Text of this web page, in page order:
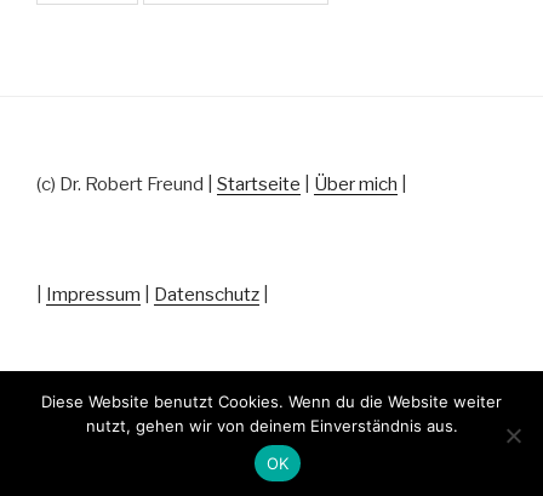
(c) Dr. Robert Freund | Startseite Über mich
Impressum Datenschutz
Datenschutz Stolz präsentiert von WordPress
Diese Website benutzt Cookies. Wenn du die Website weiter
nutzt, gehen wir von deinem Einverständnis aus.
OK